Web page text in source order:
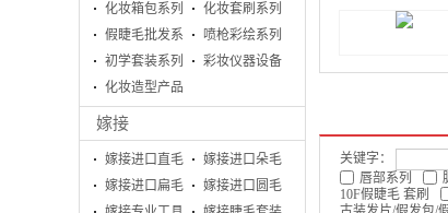
化妆箱包系列
化妆套刷系列
假睫毛批发系
列
喷枪彩绘系列
初学套装系列
彩妆仪器设备
化妆造型产品
嫁接
嫁接进口直毛
嫁接进口朵毛
嫁接进口扁毛
嫁接进口圆毛
露伦LOSSLO
关键字：
唇部系列
10F假睫毛 套刷